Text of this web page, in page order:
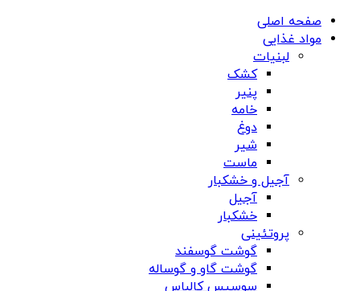
صفحه اصلی
مواد غذایی
لبنیات
کشک
پنیر
خامه
دوغ
شیر
ماست
آجیل و خشکبار
آجیل
خشکبار
پروتئینی
گوشت گوسفند
گوشت گاو و گوساله
سوسیس کالباس